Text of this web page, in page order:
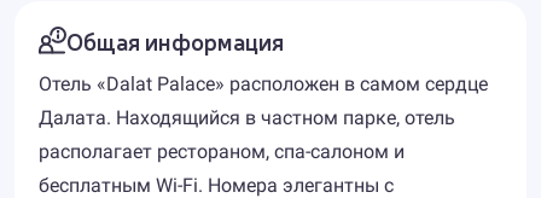
Общая информация
Отель «Dalat Palace» расположен в самом сердце
Далата. Находящийся в частном парке, отель
располагает рестораном, спа-салоном и
бесплатным Wi-Fi. Номера элегантны с